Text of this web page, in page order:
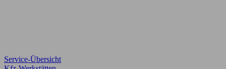
Service-Übersicht